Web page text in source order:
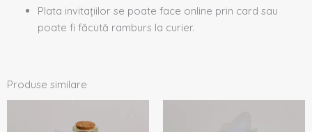
Plata invitațiilor se poate face online prin card sau
poate fi făcută ramburs la curier.
Produse similare